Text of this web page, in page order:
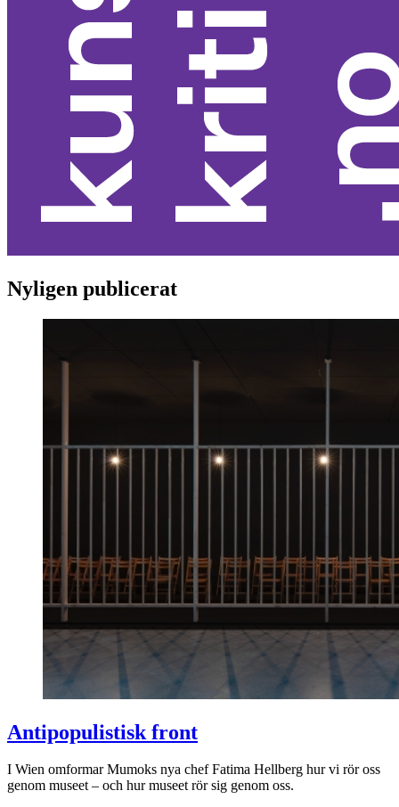
Nyligen publicerat
Antipopulistisk front
I Wien omformar Mumoks nya chef Fatima Hellberg hur vi rör oss
genom museet – och hur museet rör sig genom oss.